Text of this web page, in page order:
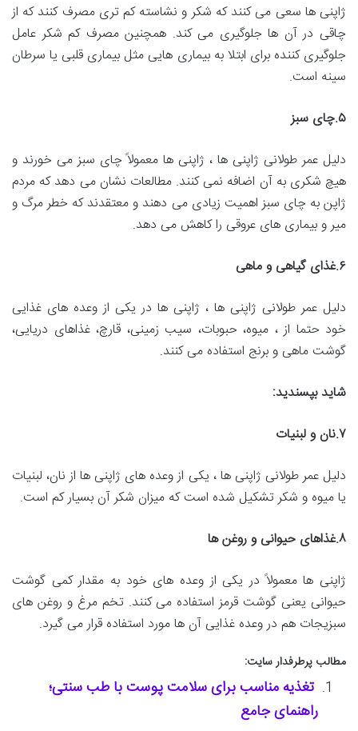
ژاپنی ها سعی می‌ کنند که شکر و نشاسته کم تری مصرف کنند که از
چاقی در آن ها جلوگیری می‌ کند. همچنین مصرف کم شکر عامل
جلوگیری کننده برای ابتلا به بیماری هایی مثل بیماری قلبی یا سرطان
سینه است.
۵.چای سبز
دلیل عمر طولانی ژاپنی ها ، ژاپنی ها معمولاً چای سبز می خورند و
هیچ شکری به آن اضافه نمی کنند. مطالعات نشان می دهد که مردم
ژاپن به چای سبز اهمیت زیادی می‌ دهند و معتقدند که خطر مرگ و
میر و بیماری‌ های عروقی را کاهش می‌ دهد.
۶.غذای گیاهی و ماهی
دلیل عمر طولانی ژاپنی ها ، ژاپنی ها در یکی از وعده های غذایی
خود حتما از ، میوه، حبوبات، سیب زمینی، قارچ، غذاهای دریایی،
گوشت ماهی و برنج استفاده می کنند‌.
شاید بپسندید:
۷.نان و لبنیات
دلیل عمر طولانی ژاپنی ها ، یکی از وعده های ژاپنی ها از نان، لبنیات
یا میوه و شکر تشکیل شده است که میزان شکر آن بسیار کم است‌.
۸.غذاهای حیوانی و روغن ها
ژاپنی ها معمولاً در یکی از وعده های خود به مقدار کمی گوشت
حیوانی یعنی گوشت قرمز استفاده می‌ کنند. تخم مرغ و روغن های
سبزیجات هم در وعده غذایی آن ها مورد استفاده قرار می گیرد.
مطالب پرطرفدار سایت:
تغذیه مناسب برای سلامت پوست با طب سنتی؛
راهنمای جامع